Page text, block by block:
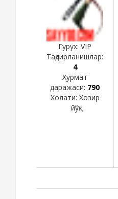
Гурух: VIP
Тақдирланишлар:
4
Хурмат
даражаси: 790
Холати: Хозир
йўқ